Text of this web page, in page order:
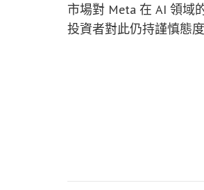
市場對 Meta 在 AI 領域
投資者對此仍持謹慎態度